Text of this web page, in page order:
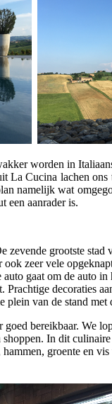
worden in
La Cucina lachen
namelijk wat
een aanrader is.
grootste
zeer vele
gaat om de auto
decoraties
plein van de stand
bereikbaar. We
In dit
groente en